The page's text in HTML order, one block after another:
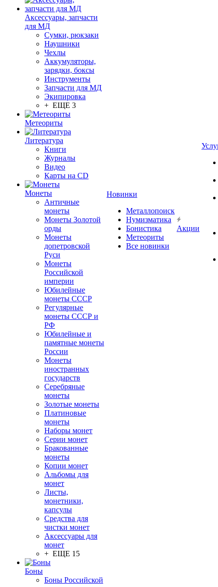
Аксессуары, запчасти
для МД
Сумки, рюкзаки
Наушники
Чехлы
Аккумуляторы,
зарядки, боксы
Инструменты
Запчасти для МД
Экипировка
+ ЕЩЕ 3
Метеориты
Литература
Книги
Журналы
Видео
Карты на CD
Монеты
Античные
монеты
Монеты Золотой
орды
Монеты
допетровской
Руси
Монеты
Российской
империи
Юбилейные
монеты СССР
Регулярные
монеты СССР и
РФ
Юбилейные и
памятные монеты
России
Монеты
иностранных
государств
Серебряные
монеты
Золотые монеты
Платиновые
монеты
Наборы монет
Серии монет
Бракованные
монеты
Копии монет
Альбомы для
монет
Листы,
монетники,
капсулы
Средства для
чистки монет
Аксессуары для
монет
+ ЕЩЕ 15
Боны
Боны Российской
Новинки
Металлопоиск
Нумизматика
Бонистика
Метеориты
Все новинки
Акции